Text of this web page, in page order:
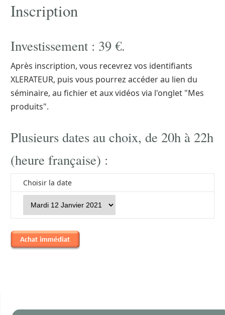
Inscription
Investissement : 39 €.
Après inscription, vous recevrez vos identifiants
XLERATEUR, puis vous pourrez accéder au lien du
séminaire, au fichier et aux vidéos via l'onglet "Mes
produits".
Plusieurs dates au choix, de 20h à 22h
(heure française) :
Choisir la date